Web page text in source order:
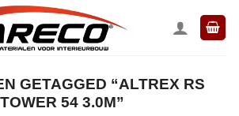
GETAGGED “ALTREX RS
TOWER 54 3.0M”